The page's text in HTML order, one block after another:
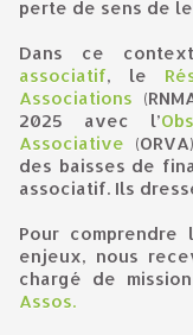
perte de sens de
Dans ce
associatif, le
Associations
2025 avec l’
Associative
des baisses de
associatif. Ils
Pour
enjeux, nous
chargé de
Assos.